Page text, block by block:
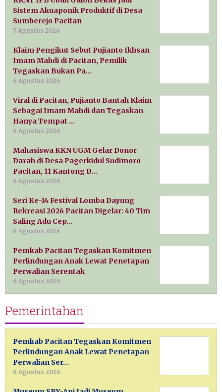
Sistem Akuaponik Produktif di Desa
Sumberejo Pacitan
7 Agustus 2026
Klaim Pengikut Sebut Pujianto Ikhsan
Imam Mahdi di Pacitan, Pemilik
Tegaskan Bukan Pa…
6 Agustus 2026
Viral di Pacitan, Pujianto Bantah Klaim
Sebagai Imam Mahdi dan Tegaskan
Hanya Tempat …
6 Agustus 2026
Mahasiswa KKN UGM Gelar Donor
Darah di Desa Pagerkidul Sudimoro
Pacitan, 11 Kantong D…
6 Agustus 2026
Seri Ke-14 Festival Lomba Dayung
Rekreasi 2026 Pacitan Digelar: 40 Tim
Saling Adu Cep…
6 Agustus 2026
Pemkab Pacitan Tegaskan Komitmen
Perlindungan Anak Lewat Penetapan
Perwalian Serentak
6 Agustus 2026
Pemerintahan
Pemkab Pacitan Tegaskan Komitmen
Perlindungan Anak Lewat Penetapan
Perwalian Ser…
6 Agustus 2026